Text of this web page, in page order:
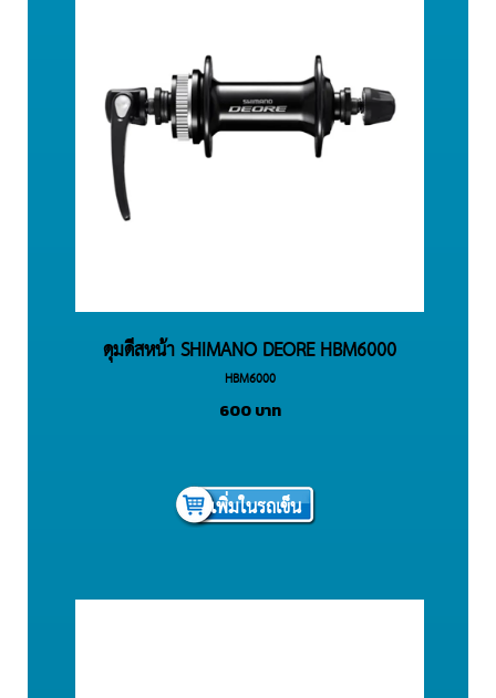
ดุมดีสหน้า SHIMANO DEORE HBM6000
HBM6000
600 บาท
เพิ่มในรถเข็น